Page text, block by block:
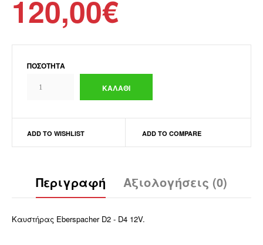
120,00€
ΠΟΣΌΤΗΤΑ
ADD TO WISHLIST ADD TO COMPARE
Περιγραφή Αξιολογήσεις (0)
Καυστήρας Eberspacher D2 - D4 12V.